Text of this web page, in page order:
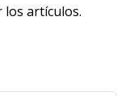
los artículos.